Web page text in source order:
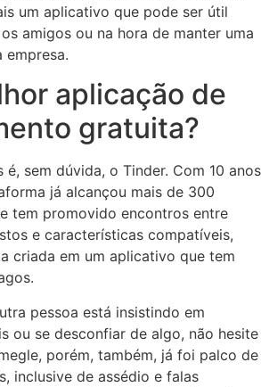
um aplicativo que pode ser útil
amigos ou na hora de manter uma
empresa.
aplicação de
gratuita?
é, sem dúvida, o Tinder. Com 10 anos
já alcançou mais de 300
tem promovido encontros entre
e características compatíveis,
criada em um aplicativo que tem
pessoa está insistindo em
ou se desconfiar de algo, não hesite
porém, também, já foi palco de
inclusive de assédio e falas